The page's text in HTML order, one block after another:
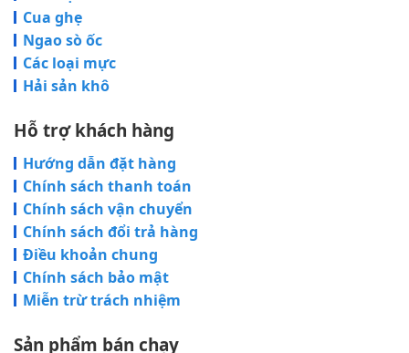
Cua ghẹ
Ngao sò ốc
Các loại mực
Hải sản khô
Hỗ trợ khách hàng
Hướng dẫn đặt hàng
Chính sách thanh toán
Chính sách vận chuyển
Chính sách đổi trả hàng
Điều khoản chung
Chính sách bảo mật
Miễn trừ trách nhiệm
Sản phẩm bán chạy